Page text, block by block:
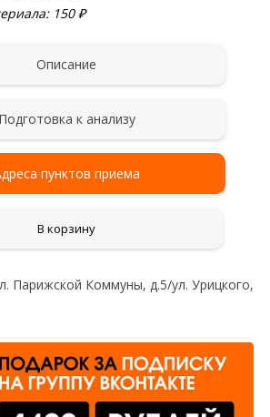
150 ₽
Описание
Подготовка к анализу
пунктов приема
В корзину
Парижской Коммуны, д.5/ул. Урицкого,